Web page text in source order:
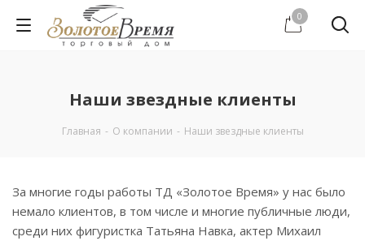
0
Наши звездные клиенты
Главная - О компании - Наши звездные клиенты
За многие годы работы ТД «Золотое Время» у нас было
немало клиентов, в том числе и многие публичные люди,
среди них фигуристка Татьяна Навка, актер Михаил